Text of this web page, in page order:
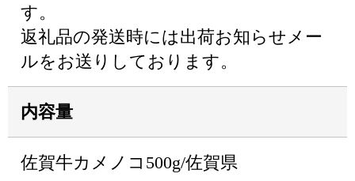
す。
返礼品の発送時には出荷お知らせメー
ルをお送りしております。
内容量
佐賀牛カメノコ500g/佐賀県